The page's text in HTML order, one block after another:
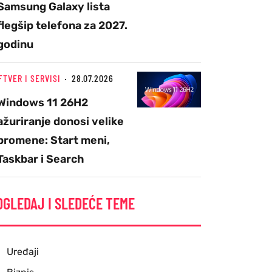
Galaxy lista
telefona za 2027.
I SERVISI 28.07.2026
11 26H2
donosi velike
Start meni,
i Search
I SLEDEĆE TEME
Uređaji